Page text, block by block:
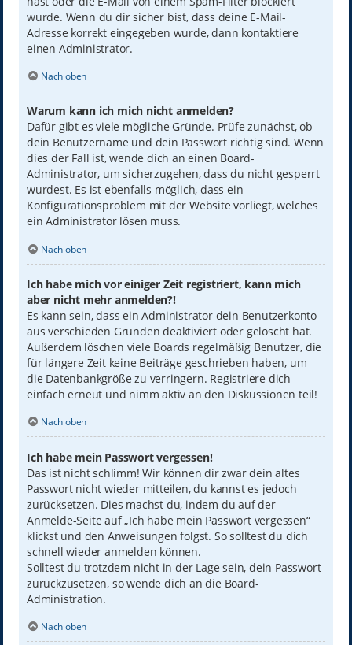
wurde. Wenn du dir sicher bist, dass deine E-Mail-
Adresse korrekt eingegeben wurde, dann kontaktiere
einen Administrator.
Nach oben
Warum kann ich mich nicht anmelden?
Dafür gibt es viele mögliche Gründe. Prüfe zunächst, ob
dein Benutzername und dein Passwort richtig sind. Wenn
dies der Fall ist, wende dich an einen Board-
Administrator, um sicherzugehen, dass du nicht gesperrt
wurdest. Es ist ebenfalls möglich, dass ein
Konfigurationsproblem mit der Website vorliegt, welches
ein Administrator lösen muss.
Nach oben
Ich habe mich vor einiger Zeit registriert, kann mich
aber nicht mehr anmelden?!
Es kann sein, dass ein Administrator dein Benutzerkonto
aus verschieden Gründen deaktiviert oder gelöscht hat.
Außerdem löschen viele Boards regelmäßig Benutzer, die
für längere Zeit keine Beiträge geschrieben haben, um
die Datenbankgröße zu verringern. Registriere dich
einfach erneut und nimm aktiv an den Diskussionen teil!
Nach oben
Ich habe mein Passwort vergessen!
Das ist nicht schlimm! Wir können dir zwar dein altes
Passwort nicht wieder mitteilen, du kannst es jedoch
zurücksetzen. Dies machst du, indem du auf der
Anmelde-Seite auf „Ich habe mein Passwort vergessen“
klickst und den Anweisungen folgst. So solltest du dich
schnell wieder anmelden können.
Solltest du trotzdem nicht in der Lage sein, dein Passwort
zurückzusetzen, so wende dich an die Board-
Administration.
Nach oben